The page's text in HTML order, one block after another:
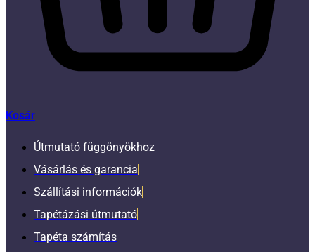
Kosár
Útmutató függönyökhoz
Vásárlás és garancia
Szállítási információk
Tapétázási útmutató
Tapéta számítás